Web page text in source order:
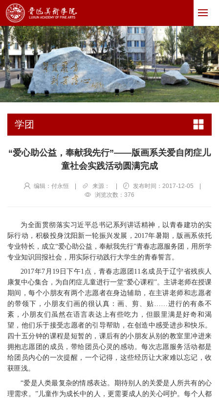
学团
“爱心助公益，奉献我先行”——版画系关爱自闭症儿
童社会实践活动圆满完成
编辑：付永恒 | 来源： | 发布时间：2017-12-05
|
浏览次数： 376
为全面贯彻落实习近平总书记系列讲话精神，以青春建功的实
际行动，积极投身沈阳新一轮振兴发展，2017年暑期，版画系依托
专业特长，成立“爱心助公益，奉献我先行”青春志愿服务团，用所学
专业知识回报社会，用实际行动践行大学生的青春誓言。
2017年7月19日下午1点，青春志愿团11名成员于辽宁省残疾人
康复中心集合，为自闭症儿童进行一堂“爱心课程”。主讲老师在授课
期间，每个小朋友有两个志愿者在身边辅助，在主讲老师和志愿者
的带领下，小朋友们画的很认真：画、剪、贴……进行的有条不
紊，小朋友们虽然在语言表达上有些吃力，但眼里满是好奇和渴
望，他们乐于接受志愿者的引导帮助，在创造中感受进步和快乐。
四十五分钟的课程是短暂的，课后有的小朋友从别的教室里冲进来
拥抱志愿团的成员，带给团员心灵的感动。每次志愿服务活动都是
给团员内心的一次提醒，一个记得，这些经历让大家难以忘记，收
获匪浅。
“爱是人类最复杂的情感表达。期待别人的关爱是人所共有的心
理需求。”儿童作为成长中的人，更需要成人的关心呵护。每个人都